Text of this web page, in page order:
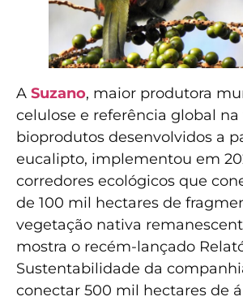
A Suzano, maior produtora
celulose e referência global
bioprodutos desenvolvidos a
eucalipto, implementou em
corredores ecológicos que
de 100 mil hectares de
vegetação nativa
mostra o recém-lançado
Sustentabilidade da
conectar 500 mil hectares de